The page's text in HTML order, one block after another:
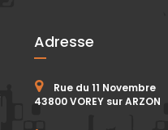
Adresse
Rue du 11 Novembre
43800 VOREY sur ARZON